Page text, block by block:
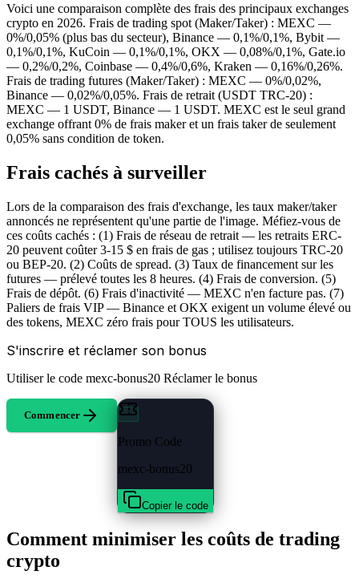
Voici une comparaison complète des frais des principaux exchanges
crypto en 2026. Frais de trading spot (Maker/Taker) : MEXC —
0%/0,05% (plus bas du secteur), Binance — 0,1%/0,1%, Bybit —
0,1%/0,1%, KuCoin — 0,1%/0,1%, OKX — 0,08%/0,1%, Gate.io
— 0,2%/0,2%, Coinbase — 0,4%/0,6%, Kraken — 0,16%/0,26%.
Frais de trading futures (Maker/Taker) : MEXC — 0%/0,02%,
Binance — 0,02%/0,05%. Frais de retrait (USDT TRC-20) :
MEXC — 1 USDT, Binance — 1 USDT. MEXC est le seul grand
exchange offrant 0% de frais maker et un frais taker de seulement
0,05% sans condition de token.
Frais cachés à surveiller
Lors de la comparaison des frais d'exchange, les taux maker/taker
annoncés ne représentent qu'une partie de l'image. Méfiez-vous de
ces coûts cachés : (1) Frais de réseau de retrait — les retraits ERC-
20 peuvent coûter 3-15 $ en frais de gas ; utilisez toujours TRC-20
ou BEP-20. (2) Coûts de spread. (3) Taux de financement sur les
futures — prélevé toutes les 8 heures. (4) Frais de conversion. (5)
Frais de dépôt. (6) Frais d'inactivité — MEXC n'en facture pas. (7)
Paliers de frais VIP — Binance et OKX exigent un volume élevé ou
des tokens, MEXC zéro frais pour TOUS les utilisateurs.
S'inscrire et réclamer son bonus
Utiliser le code mexc-bonus20 Réclamer le bonus
Commencer
Promo Code
mexc-bonus20
Copier le code
Comment minimiser les coûts de trading
crypto